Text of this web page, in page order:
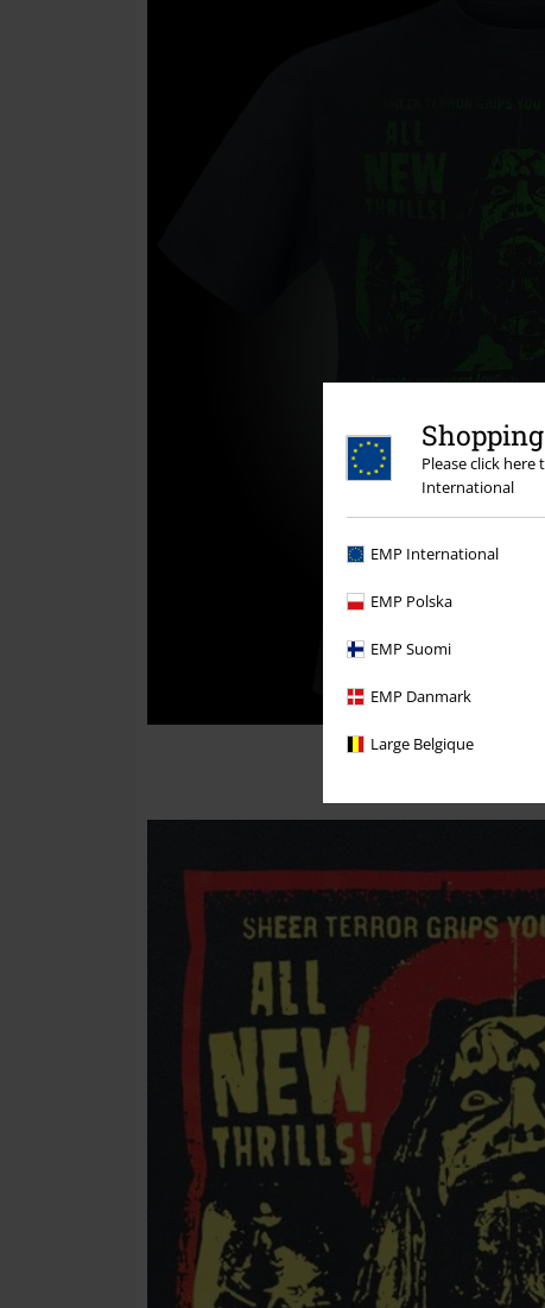
Please click
International
EMP International
EMP Polska
EMP Suomi
EMP Danmark
Large Belgique